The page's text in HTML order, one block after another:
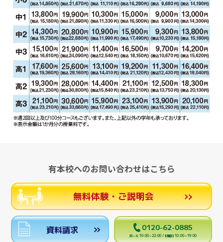
有本校へのお問い合わせはこちら
無料体験・ご説明会
資料請求 0120-62-0885
月～土 10:00～22:00 / 日曜日 10:00～19:00